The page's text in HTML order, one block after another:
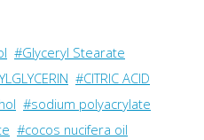
#Glyceryl Stearate
#CITRIC ACID
#sodium polyacrylate
#cocos nucifera oil